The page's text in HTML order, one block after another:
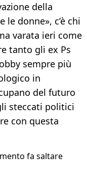
della
donne», c’è chi
varata ieri come
tanto gli ex Ps
sempre più
in
del futuro
steccati politici
con questa
fa saltare